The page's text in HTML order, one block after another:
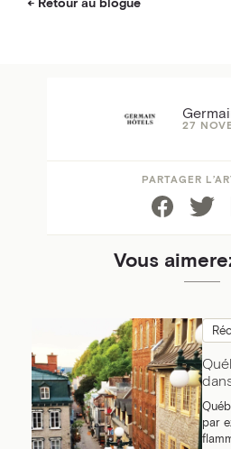
Retour au blogue
27
PARTAGER
Vous
par